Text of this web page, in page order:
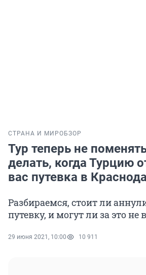
СТРАНА И МИРОБЗОР
Тур теперь не
делать, когда Турцию
вас путевка в
Разбираемся, стоит ли
путевку, и могут ли за это не
29 июня 2021, 10:00 10 911